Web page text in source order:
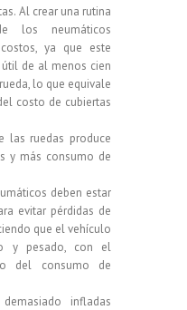
Al crear una rutina
los neumáticos
ya que este
de al menos cien
lo que equivale
costo de cubiertas
las ruedas produce
y más consumo de
deben estar
evitar pérdidas de
que el vehículo
y pesado, con el
del consumo de
infladas